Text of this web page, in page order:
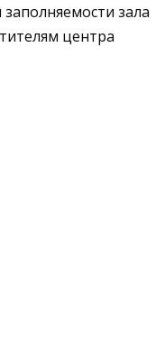
зала
центра